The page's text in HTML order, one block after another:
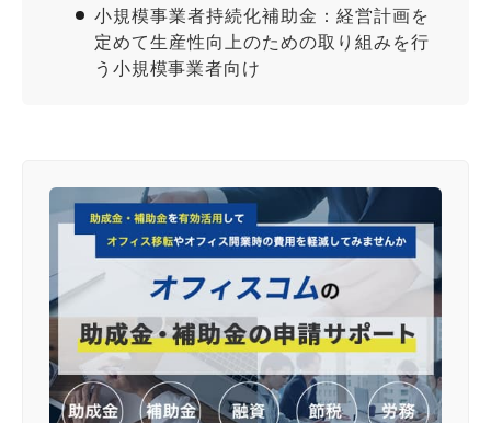
小規模事業者持続化補助金：経営計画を
定めて生産性向上のための取り組みを行
う小規模事業者向け